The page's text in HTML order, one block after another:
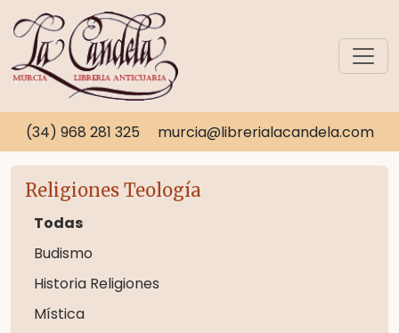
(34) 968 281 325 murcia@librerialacandela.com
Religiones Teología
Todas
Budismo
Historia Religiones
Mística